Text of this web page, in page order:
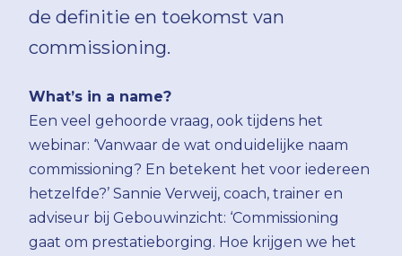
de definitie en toekomst van
commissioning.
What’s in a name?
Een veel gehoorde vraag, ook tijdens het
webinar: ‘Vanwaar de wat onduidelijke naam
commissioning? En betekent het voor iedereen
hetzelfde?’ Sannie Verweij, coach, trainer en
adviseur bij Gebouwinzicht: ‘Commissioning
gaat om prestatieborging. Hoe krijgen we het